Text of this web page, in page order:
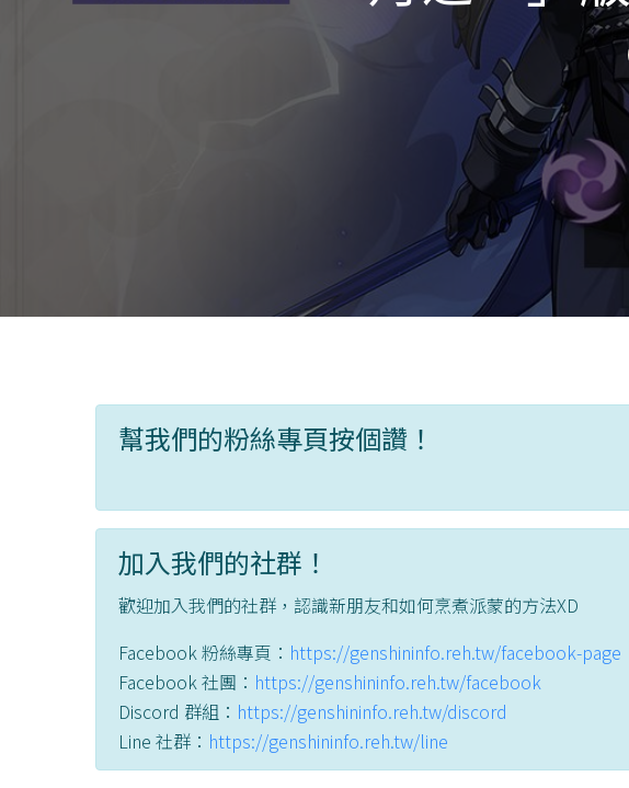
幫我們的粉絲專頁按個讚！
加入我們的社群！
歡迎加入我們的社群，認識新朋友和如何烹煮派蒙的方法XD
Facebook 粉絲專頁： https://genshininfo.reh.tw/facebook-page
Facebook 社團： https://genshininfo.reh.tw/facebook
Discord 群組： https://genshininfo.reh.tw/discord
Line 社群： https://genshininfo.reh.tw/line